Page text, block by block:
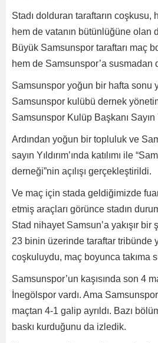
Stadı dolduran taraftarın coşkusu,
hem de vatanın bütünlüğüne olan
Büyük Samsunspor taraftarı maç
hem de Samsunspor’a susmadan
Samsunspor yoğun bir hafta sonu
Samsunspor kulübü dernek
Samsunspor Kulüp Başkanı Sayın
Ardından yoğun bir topluluk ve
sayın Yıldırım’ında katılımı ile
derneği”nin açılışı gerçekleştirildi.
Ve maç için stada geldiğimizde
etmiş araçları görünce stadın
Stad nihayet Samsun’a yakışır
23 binin üzerinde taraftar tribünde
coşkuluydu, maç boyunca takıma
Samsunspor’un kaşısında son 4
İnegölspor vardı. Ama
maçtan 4-1 galip ayrıldı. Bazı
baskı kurduğunu da izledik.